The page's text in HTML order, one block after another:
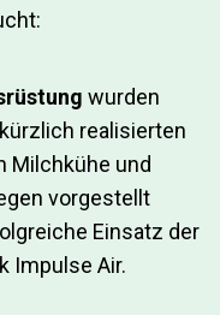
wurden
realisierten
Milchkühe und
vorgestellt
Einsatz der
Impulse Air.